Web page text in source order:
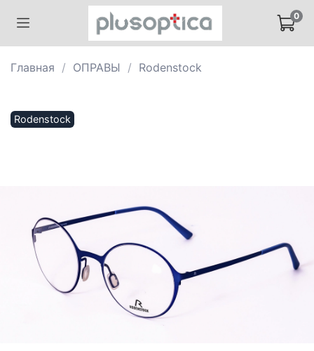
0
Главная ОПРАВЫ Rodenstock
Rodenstock